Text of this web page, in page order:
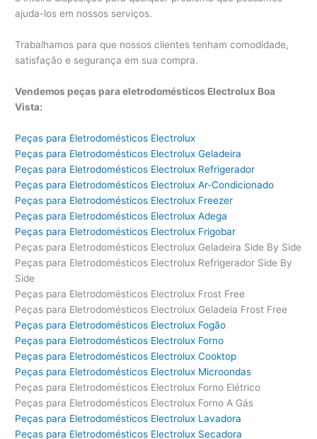
ajuda-los em nossos serviços.
Trabalhamos para que nossos clientes tenham comodidade,
satisfação e segurança em sua compra.
Vendemos peças para eletrodomésticos Electrolux Boa
Vista:
Peças para Eletrodomésticos Electrolux
Peças para Eletrodomésticos Electrolux Geladeira
Peças para Eletrodomésticos Electrolux Refrigerador
Peças para Eletrodomésticos Electrolux Ar-Condicionado
Peças para Eletrodomésticos Electrolux Freezer
Peças para Eletrodomésticos Electrolux Adega
Peças para Eletrodomésticos Electrolux Frigobar
Peças para Eletrodomésticos Electrolux Geladeira Side By Side
Peças para Eletrodomésticos Electrolux Refrigerador Side By
Side
Peças para Eletrodomésticos Electrolux Frost Free
Peças para Eletrodomésticos Electrolux Geladeia Frost Free
Peças para Eletrodomésticos Electrolux Fogão
Peças para Eletrodomésticos Electrolux Forno
Peças para Eletrodomésticos Electrolux Cooktop
Peças para Eletrodomésticos Electrolux Microondas
Peças para Eletrodomésticos Electrolux Forno Elétrico
Peças para Eletrodomésticos Electrolux Forno A Gás
Peças para Eletrodomésticos Electrolux Lavadora
Peças para Eletrodomésticos Electrolux Secadora